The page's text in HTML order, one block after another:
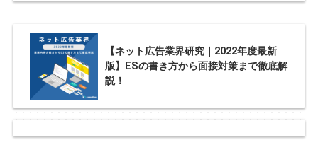
【ネット広告業界研究｜2022年度最新
版】ESの書き方から面接対策まで徹底解
説！